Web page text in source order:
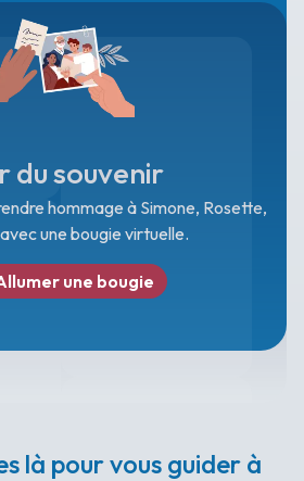
du souvenir
hommage à Simone, Rosette,
une bougie virtuelle.
une bougie
là pour vous guider à